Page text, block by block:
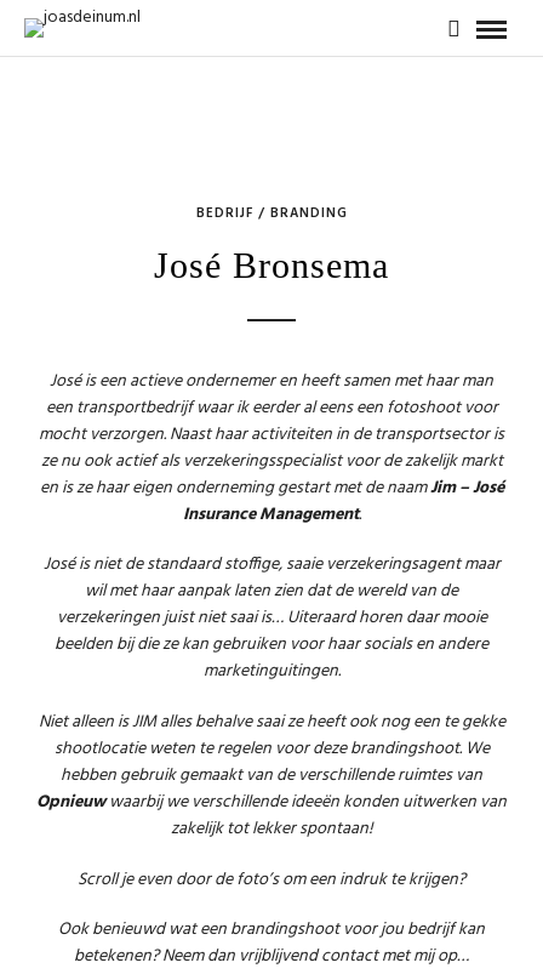
BEDRIJF / BRANDING
José Bronsema
José is een actieve ondernemer en heeft samen met haar man
een transportbedrijf waar ik eerder al eens een fotoshoot voor
mocht verzorgen. Naast haar activiteiten in de transportsector is
ze nu ook actief als verzekeringsspecialist voor de zakelijk markt
en is ze haar eigen onderneming gestart met de naamJim – José
Insurance Management.
José is niet de standaard stoffige, saaie verzekeringsagent maar
wil met haar aanpak laten zien dat de wereld van de
verzekeringen juist niet saai is… Uiteraard horen daar mooie
beelden bij die ze kan gebruiken voor haar socials en andere
marketinguitingen.
Niet alleen is JIM alles behalve saai ze heeft ook nog een te gekke
shootlocatie weten te regelen voor deze brandingshoot. We
hebben gebruik gemaakt van de verschillende ruimtes van
Opnieuwwaarbij we verschillende ideeën konden uitwerken van
zakelijk tot lekker spontaan!
Scroll je even door de foto’s om een indruk te krijgen?
Ook benieuwd wat een brandingshoot voor jou bedrijf kan
betekenen? Neem dan vrijblijvend contact met mij op…